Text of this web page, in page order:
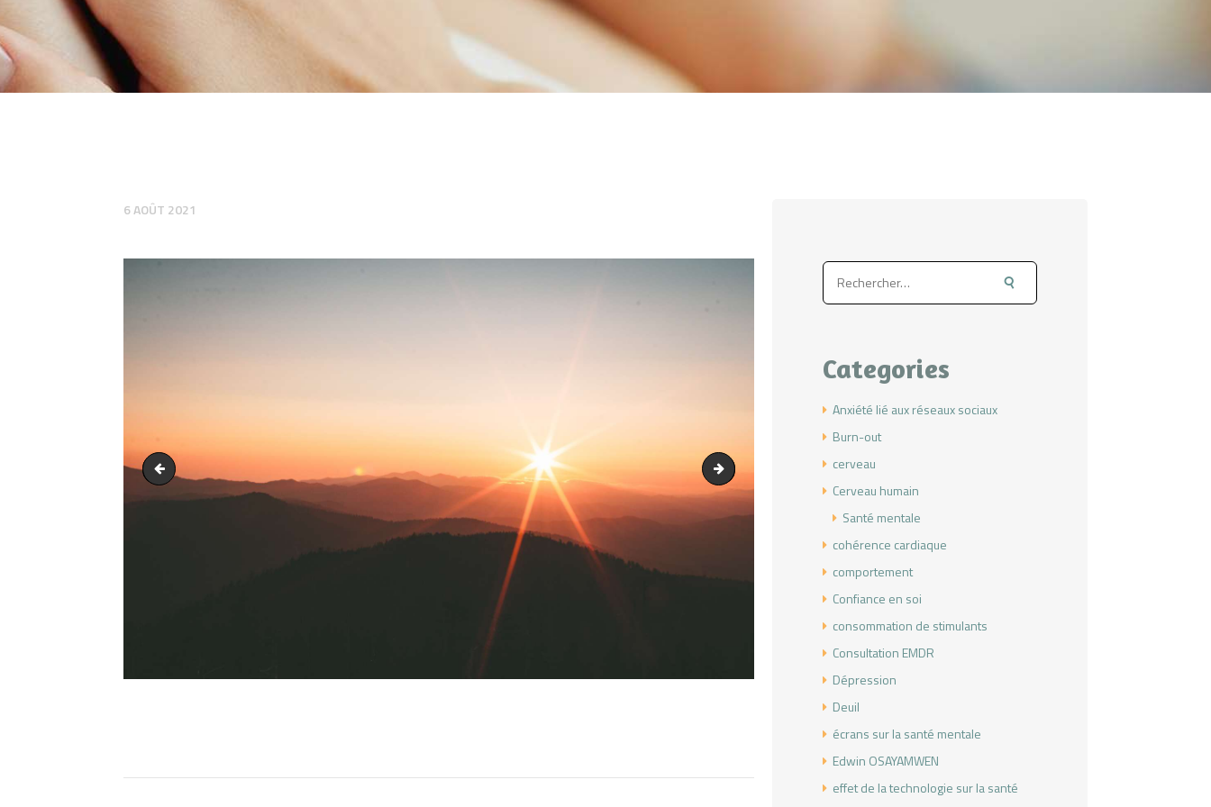
6 AOÛT 2021
Sans titre (15) cropped-logo.jpg
Rechercher :
Categories
Anxiété lié aux réseaux sociaux
Burn-out
cerveau
Cerveau humain
Santé mentale
cohérence cardiaque
comportement
Confiance en soi
consommation de stimulants
Consultation EMDR
Dépression
Deuil
écrans sur la santé mentale
Edwin OSAYAMWEN
effet de la technologie sur la santé